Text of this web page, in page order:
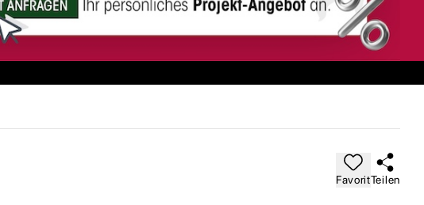
FavoritTeilen